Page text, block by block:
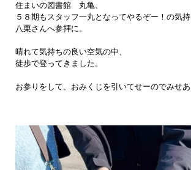
住まいの図書館 丸亀、
５８期もスタッフ一丸となってやるぞー！の気
八栗さんへ参拝に。
晴れて気持ちの良い空気の中、
徒歩で登ってきました。
お参りをして、おみくじを引いてせーのでみせ